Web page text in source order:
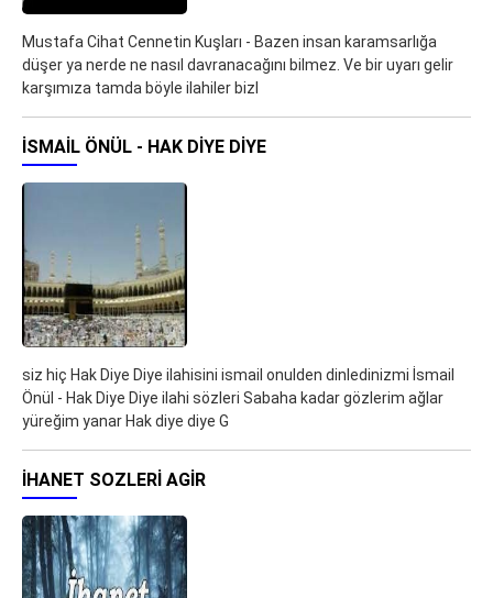
Mustafa Cihat Cennetin Kuşları - Bazen insan karamsarlığa
düşer ya nerde ne nasıl davranacağını bilmez. Ve bir uyarı gelir
karşımıza tamda böyle ilahiler bizl
İSMAIL ÖNÜL - HAK DIYE DIYE
siz hiç Hak Diye Diye ilahisini ismail onulden dinledinizmi İsmail
Önül - Hak Diye Diye ilahi sözleri Sabaha kadar gözlerim ağlar
yüreğim yanar Hak diye diye G
IHANET SOZLERI AGIR